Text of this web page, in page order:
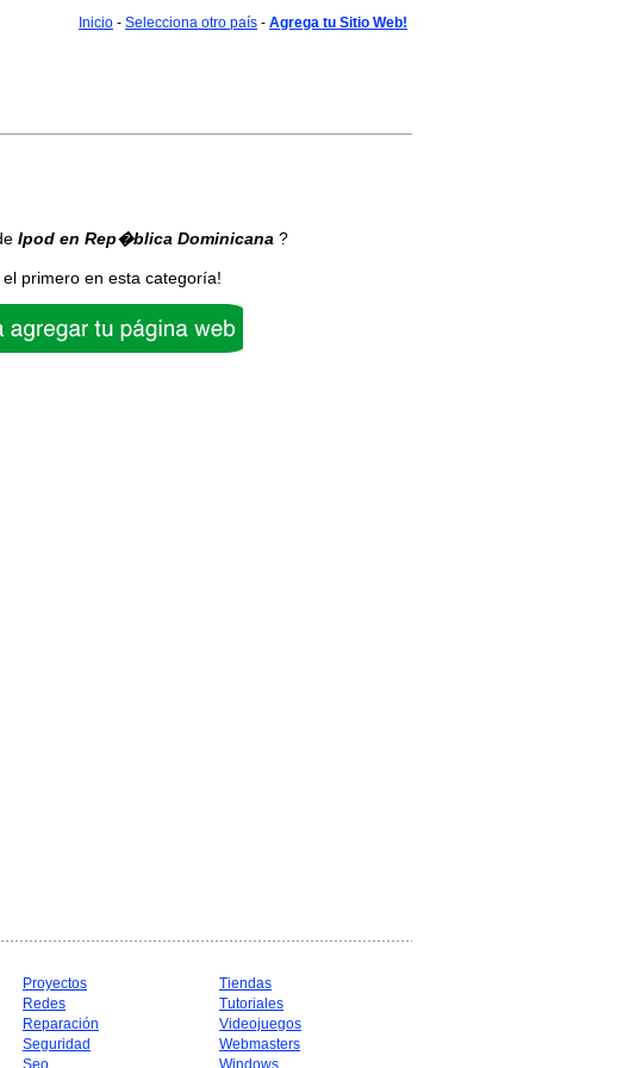
Inicio - Selecciona otro país - Agrega tu Sitio Web!
Ipod en Rep�blica Dominicana ?
primero en esta categoría!
Proyectos
Redes
Reparación
Seguridad
Seo
Tiendas
Tutoriales
Videojuegos
Webmasters
Windows